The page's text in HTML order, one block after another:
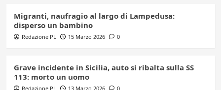
Migranti, naufragio al largo di Lampedusa:
disperso un bambino
Redazione PL 15 Marzo 2026 0
Grave incidente in Sicilia, auto si ribalta sulla SS
113: morto un uomo
Redazione PL 13 Marzo 2026 0